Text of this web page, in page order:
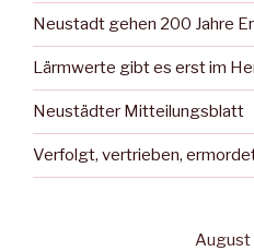
Neustadt gehen 200 Jahre
Lärmwerte gibt es erst im
Neustädter Mitteilungsblatt
Verfolgt, vertrieben,